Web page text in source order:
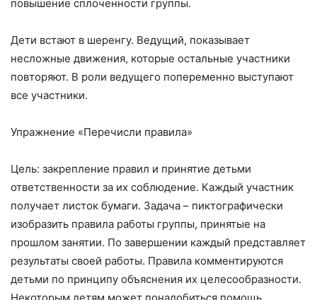
повышение сплоченности группы.
Дети встают в шеренгу. Ведущий, показывает
несложные движения, которые остальные участники
повторяют. В роли ведущего попеременно выступают
все участники.
Упражнение «Перечисли правила»
Цель: закрепление правил и принятие детьми
ответственности за их соблюдение. Каждый участник
получает листок бумаги. Задача – пиктографически
изобразить правила работы группы, принятые на
прошлом занятии. По завершении каждый представляет
результаты своей работы. Правила комментируются
детьми по принципу объяснения их целесообразности.